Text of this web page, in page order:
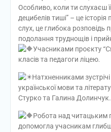
Особливо, коли ти слухаєш
децибелів тиші” – це
слух, це глибока розповідь
подолання труднощів і
Учасниками проєкту
класів та педагоги ліцею.
Натхненниками
української мови та
Стурко та Галина Долинчук.
Робота над читацьким
допомогла учасникам